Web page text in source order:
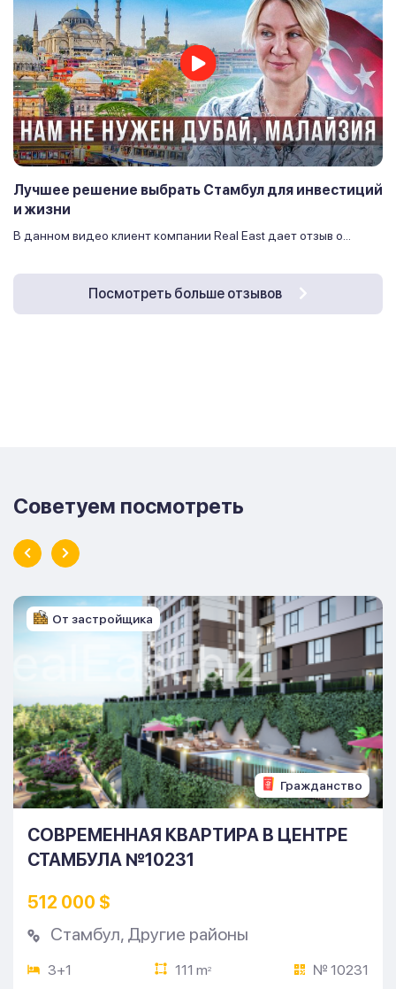
Лучшее решение выбрать Стамбул для инвестиций
и жизни
В данном видео клиент компании Real East дает отзыв о...
Посмотреть больше отзывов
Советуем посмотреть
Гражданство
От застройщика
СОВРЕМЕННАЯ КВАРТИРА В ЦЕНТРЕ
СТАМБУЛА №10231
512 000 $
Стамбул, Другие районы
3+1 111 m2 № 10231